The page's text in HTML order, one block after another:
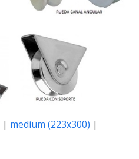
| medium (223x300) |